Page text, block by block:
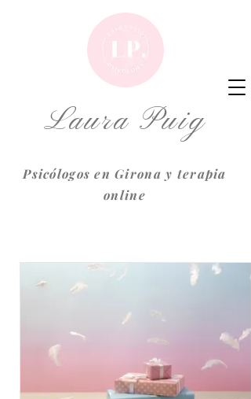
Laura Puig
Psicólogos en Girona y terapia
online